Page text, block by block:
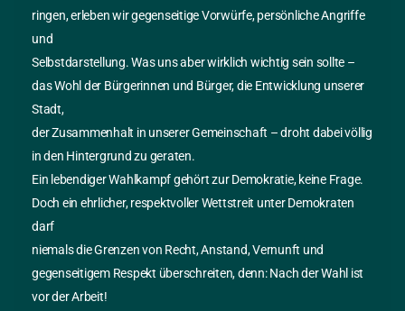
Nutzung von allenfalls unvollständigen bzw. fehlerhaften
Informationen zurückzuführen sind. Verweise auf fremde
Webseiten liegen außerhalb des Verantwortungsbereiches
des Autors. Eine Haftung für die Inhalte von verlinkten
Homepage verwiesen wird, haftet somit allein der
Anbieter dieser fremden Webseiten – niemals jedoch
derjenige, der durch einen Link auf fremde Publikationen
und Inhalte verweist. Sollten gelinkte Seiten
(insbesondere durch Veränderung der Inhalte nach dem
Setzen des Links) illegale, fehlerhafte, unvollständige,
beleidigende oder sittenwidrige Informationen beinhalten
ringen, erleben wir gegenseitige Vorwürfe, persönliche Angriffe
und
Selbstdarstellung. Was uns aber wirklich wichtig sein sollte –
das Wohl der Bürgerinnen und Bürger, die Entwicklung unserer
Stadt,
der Zusammenhalt in unserer Gemeinschaft – droht dabei völlig
in den Hintergrund zu geraten.
Ein lebendiger Wahlkampf gehört zur Demokratie, keine Frage.
Doch ein ehrlicher, respektvoller Wettstreit unter Demokraten
darf
niemals die Grenzen von Recht, Anstand, Vernunft und
gegenseitigem Respekt überschreiten, denn: Nach der Wahl ist
vor der Arbeit!